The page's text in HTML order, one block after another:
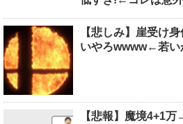
【悲しみ】崖受け
いやろwwww←若
【悲報】魔境4+1